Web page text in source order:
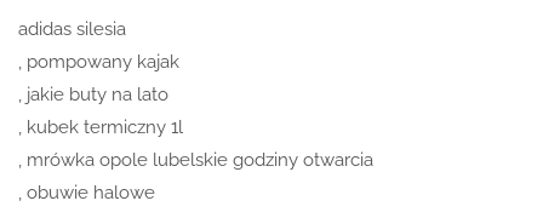
adidas silesia
, pompowany kajak
, jakie buty na lato
, kubek termiczny 1l
, mrówka opole lubelskie godziny otwarcia
, obuwie halowe